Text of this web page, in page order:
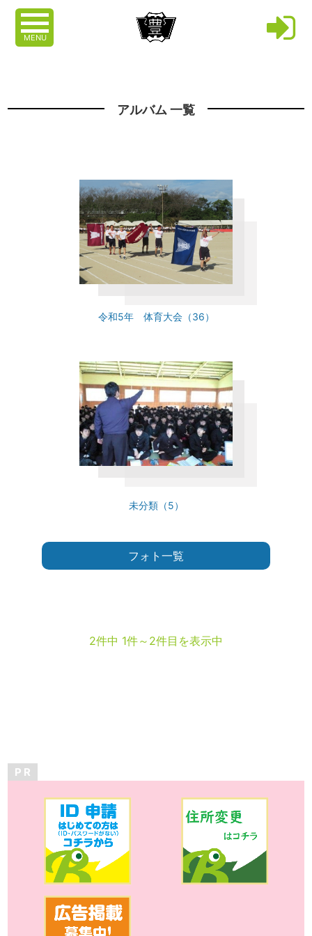
MENU
アルバム 一覧
令和5年 体育大会（36）
未分類（5）
フォト一覧
2件中 1件～2件目を表示中
P R